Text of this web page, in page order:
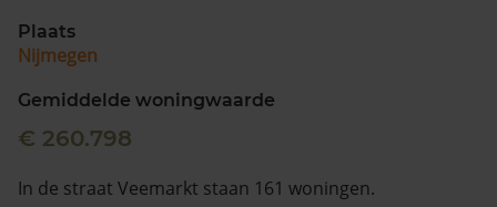
Plaats
Nijmegen
Gemiddelde woningwaarde
€ 260.798
In de straat Veemarkt staan 161 woningen.